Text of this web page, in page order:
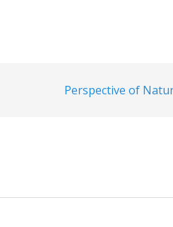
Perspective of